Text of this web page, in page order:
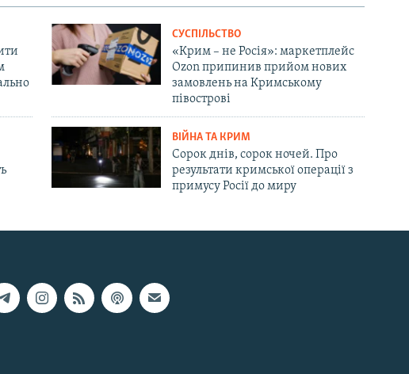
СУСПІЛЬСТВО
«Крим – не Росія»: маркетплейс
Ozon припинив прийом нових
замовлень на Кримському
півострові
ВІЙНА ТА КРИМ
Сорок днів, сорок ночей. Про
результати кримської операції з
примусу Росії до миру